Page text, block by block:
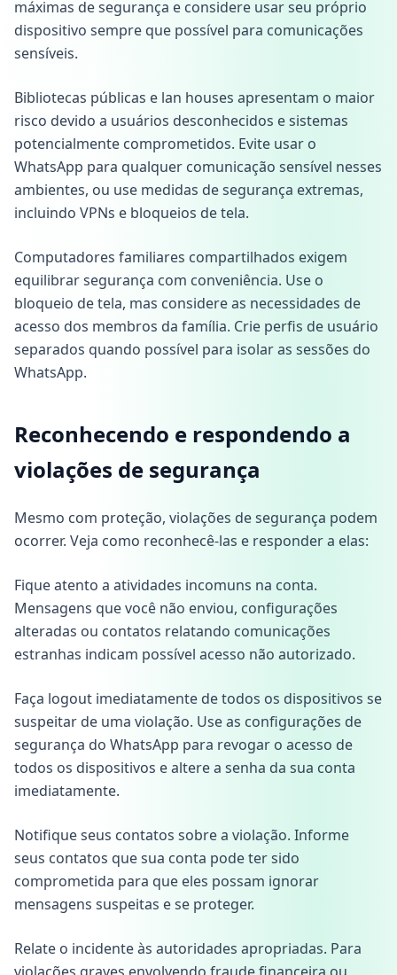
máximas de segurança e considere usar seu próprio
dispositivo sempre que possível para comunicações
sensíveis.
Bibliotecas públicas e lan houses apresentam o maior
risco devido a usuários desconhecidos e sistemas
potencialmente comprometidos. Evite usar o
WhatsApp para qualquer comunicação sensível nesses
ambientes, ou use medidas de segurança extremas,
incluindo VPNs e bloqueios de tela.
Computadores familiares compartilhados exigem
equilibrar segurança com conveniência. Use o
bloqueio de tela, mas considere as necessidades de
acesso dos membros da família. Crie perfis de usuário
separados quando possível para isolar as sessões do
WhatsApp.
Reconhecendo e respondendo a
violações de segurança
Mesmo com proteção, violações de segurança podem
ocorrer. Veja como reconhecê-las e responder a elas:
Fique atento a atividades incomuns na conta.
Mensagens que você não enviou, configurações
alteradas ou contatos relatando comunicações
estranhas indicam possível acesso não autorizado.
Faça logout imediatamente de todos os dispositivos se
suspeitar de uma violação. Use as configurações de
segurança do WhatsApp para revogar o acesso de
todos os dispositivos e altere a senha da sua conta
imediatamente.
Notifique seus contatos sobre a violação. Informe
seus contatos que sua conta pode ter sido
comprometida para que eles possam ignorar
mensagens suspeitas e se proteger.
Relate o incidente às autoridades apropriadas. Para